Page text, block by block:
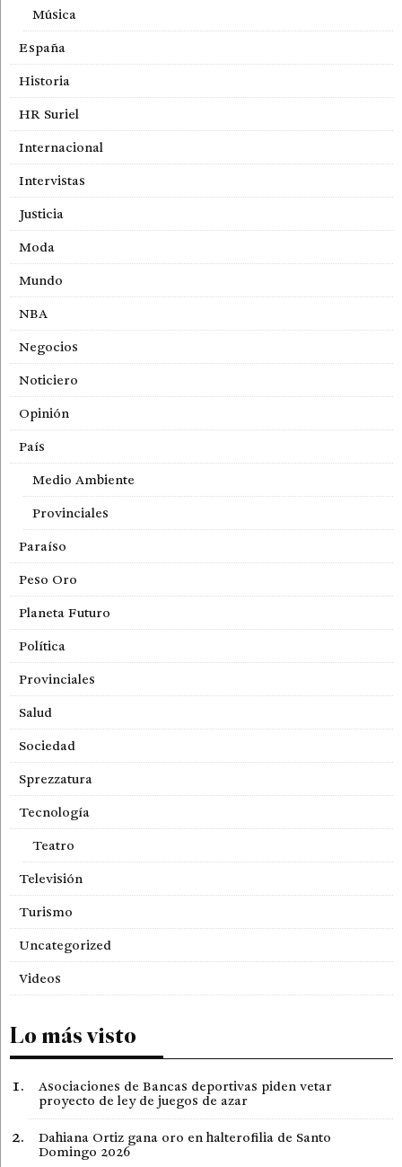
Música
España
Historia
HR Suriel
Internacional
Intervistas
Justicia
Moda
Mundo
NBA
Negocios
Noticiero
Opinión
País
Medio Ambiente
Provinciales
Paraíso
Peso Oro
Planeta Futuro
Política
Provinciales
Salud
Sociedad
Sprezzatura
Tecnología
Teatro
Televisión
Turismo
Uncategorized
Videos
Lo más visto
Asociaciones de Bancas deportivas piden vetar
proyecto de ley de juegos de azar
Dahiana Ortiz gana oro en halterofilia de Santo
Domingo 2026